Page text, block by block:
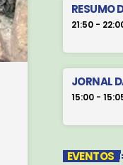
RESUMO
21:50 -
JORNAL
15:00 -
EVENTOS